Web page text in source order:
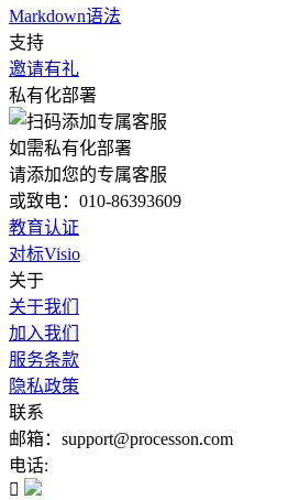
Markdown语法
支持
邀请有礼
私有化部署
如需私有化部署
请添加您的专属客服
或致电：010-86393609
教育认证
对标Visio
关于
关于我们
加入我们
服务条款
隐私政策
联系
邮箱：support@processon.com
电话:
